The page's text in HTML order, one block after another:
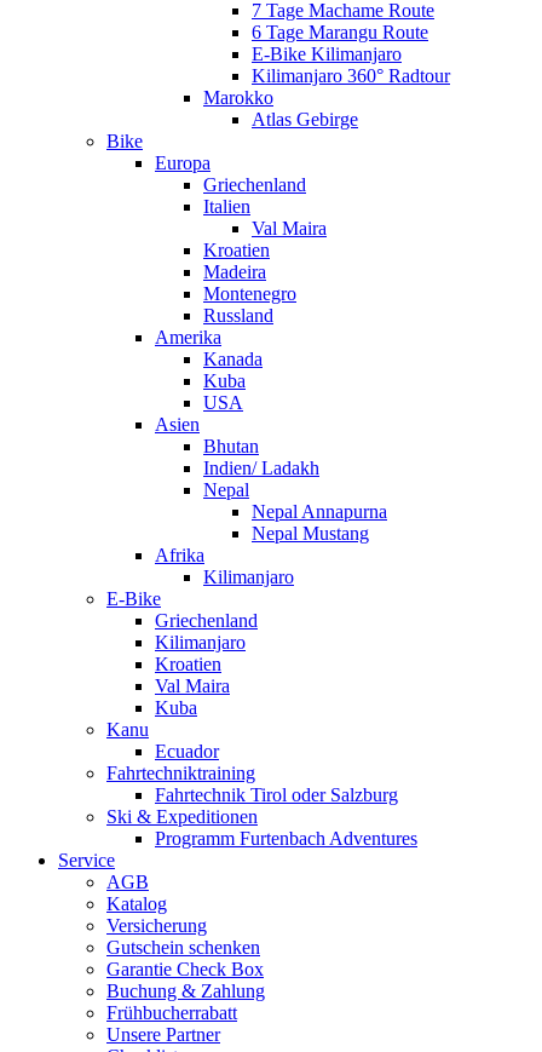
7 Tage Machame Route
6 Tage Marangu Route
E-Bike Kilimanjaro
Kilimanjaro 360° Radtour
Marokko
Atlas Gebirge
Bike
Europa
Griechenland
Italien
Val Maira
Kroatien
Madeira
Montenegro
Russland
Amerika
Kanada
Kuba
USA
Asien
Bhutan
Indien/ Ladakh
Nepal
Nepal Annapurna
Nepal Mustang
Afrika
Kilimanjaro
E-Bike
Griechenland
Kilimanjaro
Kroatien
Val Maira
Kuba
Kanu
Ecuador
Fahrtechniktraining
Fahrtechnik Tirol oder Salzburg
Ski & Expeditionen
Programm Furtenbach Adventures
Service
AGB
Katalog
Versicherung
Gutschein schenken
Garantie Check Box
Buchung & Zahlung
Frühbucherrabatt
Unsere Partner